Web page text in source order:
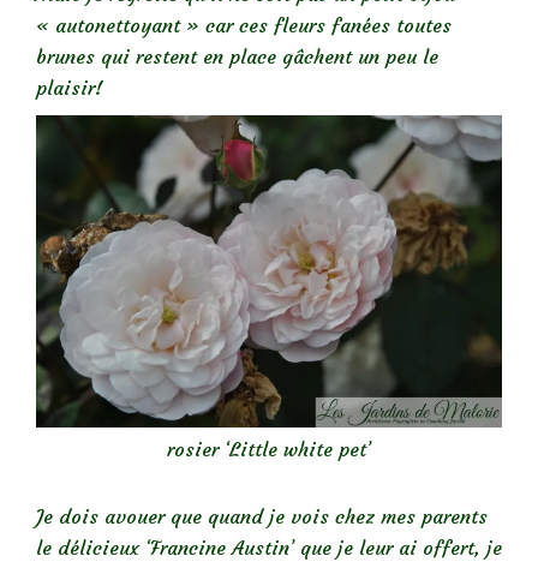
« autonettoyant » car ces fleurs fanées toutes
brunes qui restent en place gâchent un peu le
plaisir!
rosier ‘Little white pet’
Je dois avouer que quand je vois chez mes parents
le délicieux ‘Francine Austin’ que je leur ai offert, je